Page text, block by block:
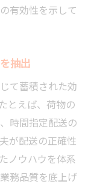
有効性を示して
抽出
て蓄積された効
とえば、荷物の
時間指定配送の
が配送の正確性
ノウハウを体系
務品質を底上げ